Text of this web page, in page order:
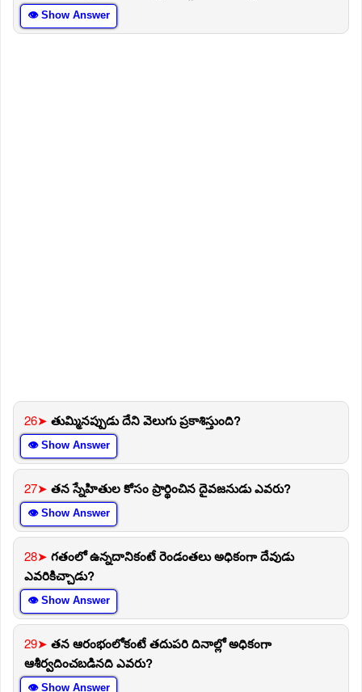
👁 Show Answer
26➤ తుమ్మినప్పుడు దేని వెలుగు ప్రకాశిస్తుంది?
👁 Show Answer
27➤ తన స్నేహితుల కోసం ప్రార్థించిన దైవజనుడు ఎవరు?
👁 Show Answer
28➤ గతంలో ఉన్నదానికంటే రెండంతలు అధికంగా దేవుడు
ఎవరికిచ్చాడు?
👁 Show Answer
29➤ తన ఆరంభంలోకంటే తదుపరి దినాల్లో అధికంగా
ఆశీర్వదించబడినది ఎవరు?
👁 Show Answer